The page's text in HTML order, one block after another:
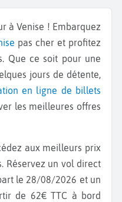
pas cher et profitez
Que ce soit pour une
jours de détente,
en ligne de billets
les meilleures offres
Réservez un vol direct
le 28/08/2026 et un
de 62€ TTC à bord